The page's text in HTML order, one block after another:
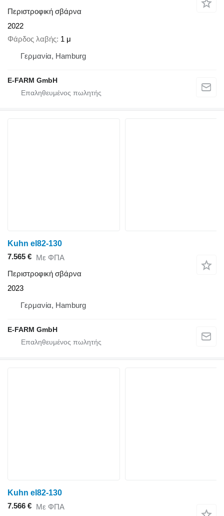
Περιστροφική σβάρνα
2022
Φάρδος λαβής 1 μ
Γερμανία, Hamburg
E-FARM GmbH
Kuhn el82-130
7.565 € Με ΦΠΑ
Περιστροφική σβάρνα
2023
Γερμανία, Hamburg
E-FARM GmbH
Kuhn el82-130
7.566 € Με ΦΠΑ